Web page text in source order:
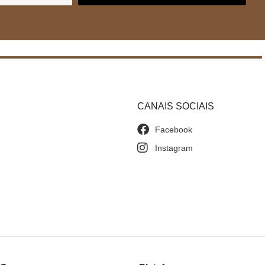
CANAIS SOCIAIS
Facebook
Instagram